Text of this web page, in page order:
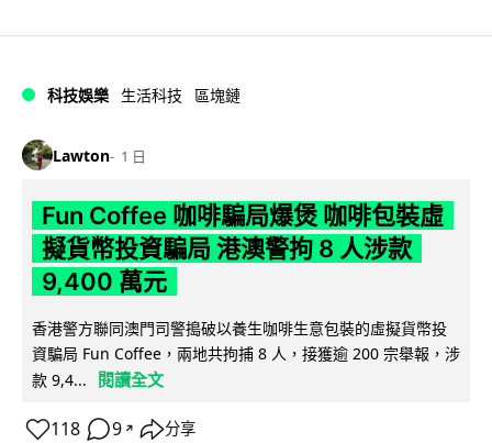
科技娛樂 生活科技 區塊鏈
Lawton 1 日
Fun Coffee 咖啡騙局爆煲 咖啡包裝虛
擬貨幣投資騙局 港澳警拘 8 人涉款
9,400 萬元
香港警方聯同澳門司警搗破以養生咖啡生意包裝的虛擬貨幣投
資騙局 Fun Coffee，兩地共拘捕 8 人，接獲逾 200 宗舉報，涉
款 9,4...
閱讀全文
118 9 ↗ 分享